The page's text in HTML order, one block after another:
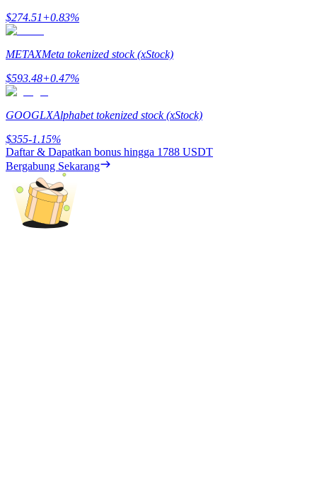
Menghasilkan
Babi Kekuatan
Dapatkan imbalan kompetitif setiap hari
$274.51+0.83%
METAXMeta tokenized stock (xStock)
$593.48+0.47%
GOOGLXAlphabet tokenized stock (xStock)
$355-1.15%
Daftar & Dapatkan bonus hingga 1788 USDT
Bergabung Sekarang